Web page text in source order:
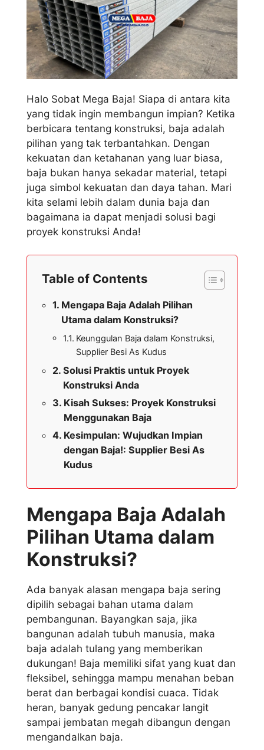
Halo Sobat Mega Baja! Siapa di antara kita
yang tidak ingin membangun impian? Ketika
berbicara tentang konstruksi, baja adalah
pilihan yang tak terbantahkan. Dengan
kekuatan dan ketahanan yang luar biasa,
baja bukan hanya sekadar material, tetapi
juga simbol kekuatan dan daya tahan. Mari
kita selami lebih dalam dunia baja dan
bagaimana ia dapat menjadi solusi bagi
proyek konstruksi Anda!
Table of Contents
Mengapa Baja Adalah Pilihan
Utama dalam Konstruksi?
Keunggulan Baja dalam Konstruksi,
Supplier Besi As Kudus
Solusi Praktis untuk Proyek
Konstruksi Anda
Kisah Sukses: Proyek Konstruksi
Menggunakan Baja
Kesimpulan: Wujudkan Impian
dengan Baja!: Supplier Besi As
Kudus
Mengapa Baja Adalah
Pilihan Utama dalam
Konstruksi?
Ada banyak alasan mengapa baja sering
dipilih sebagai bahan utama dalam
pembangunan. Bayangkan saja, jika
bangunan adalah tubuh manusia, maka
baja adalah tulang yang memberikan
dukungan! Baja memiliki sifat yang kuat dan
fleksibel, sehingga mampu menahan beban
berat dan berbagai kondisi cuaca. Tidak
heran, banyak gedung pencakar langit
sampai jembatan megah dibangun dengan
mengandalkan baja.